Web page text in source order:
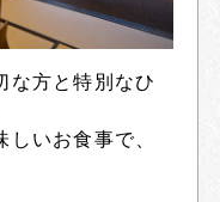
な方と特別なひ
いお食事で、